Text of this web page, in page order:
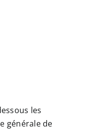
les
générale de